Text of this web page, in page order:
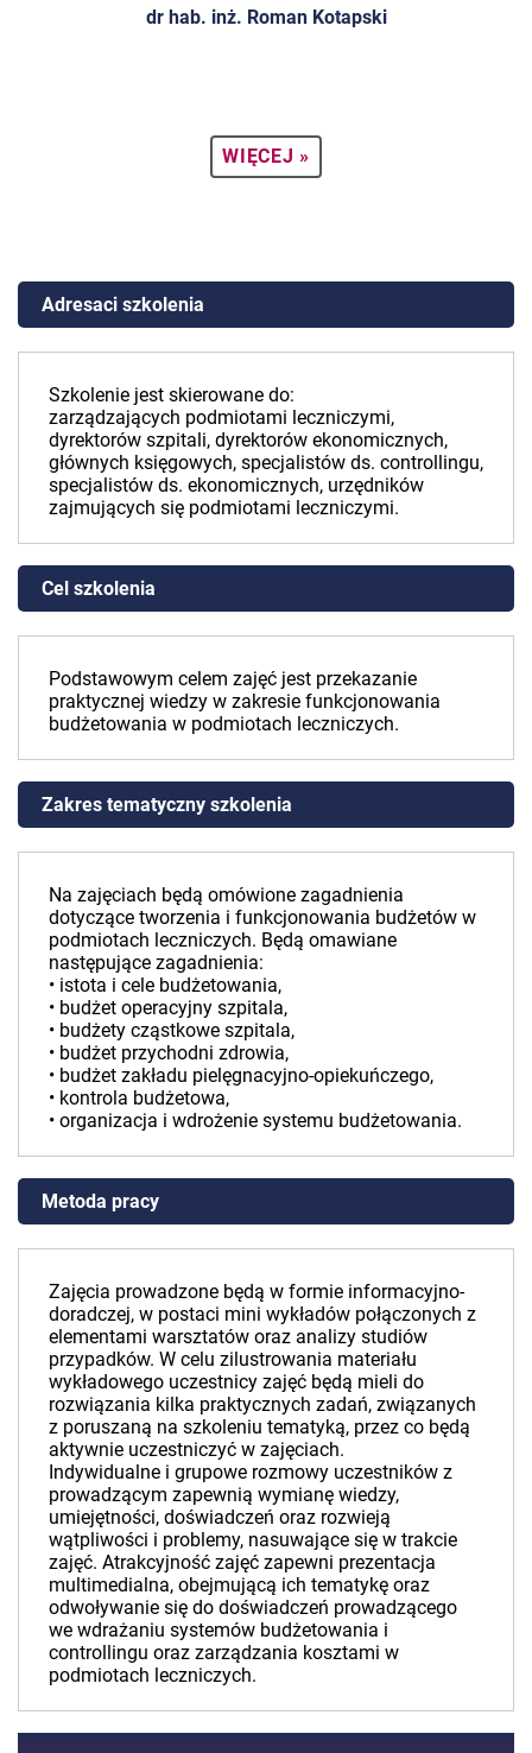
dr hab. inż. Roman Kotapski
WIĘCEJ »
Adresaci szkolenia
Szkolenie jest skierowane do:
zarządzających podmiotami leczniczymi,
dyrektorów szpitali, dyrektorów ekonomicznych,
głównych księgowych, specjalistów ds. controllingu,
specjalistów ds. ekonomicznych, urzędników
zajmujących się podmiotami leczniczymi.
Cel szkolenia
Podstawowym celem zajęć jest przekazanie
praktycznej wiedzy w zakresie funkcjonowania
budżetowania w podmiotach leczniczych.
Zakres tematyczny szkolenia
Na zajęciach będą omówione zagadnienia
dotyczące tworzenia i funkcjonowania budżetów w
podmiotach leczniczych. Będą omawiane
następujące zagadnienia:
• istota i cele budżetowania,
• budżet operacyjny szpitala,
• budżety cząstkowe szpitala,
• budżet przychodni zdrowia,
• budżet zakładu pielęgnacyjno-opiekuńczego,
• kontrola budżetowa,
• organizacja i wdrożenie systemu budżetowania.
Metoda pracy
Zajęcia prowadzone będą w formie informacyjno-
doradczej, w postaci mini wykładów połączonych z
elementami warsztatów oraz analizy studiów
przypadków. W celu zilustrowania materiału
wykładowego uczestnicy zajęć będą mieli do
rozwiązania kilka praktycznych zadań, związanych
z poruszaną na szkoleniu tematyką, przez co będą
aktywnie uczestniczyć w zajęciach.
Indywidualne i grupowe rozmowy uczestników z
prowadzącym zapewnią wymianę wiedzy,
umiejętności, doświadczeń oraz rozwieją
wątpliwości i problemy, nasuwające się w trakcie
zajęć. Atrakcyjność zajęć zapewni prezentacja
multimedialna, obejmującą ich tematykę oraz
odwoływanie się do doświadczeń prowadzącego
we wdrażaniu systemów budżetowania i
controllingu oraz zarządzania kosztami w
podmiotach leczniczych.